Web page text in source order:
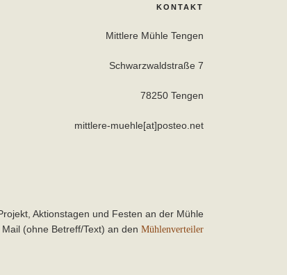
KONTAKT
Mittlere Mühle Tengen
Schwarzwaldstraße 7
78250 Tengen
mittlere-muehle[at]posteo.net
Aktionstagen und Festen an der Mühle
(ohne Betreff/Text) an den Mühlenverteiler